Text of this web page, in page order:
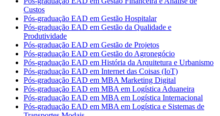
Custos
Pós-graduação EAD em Gestão Hospitalar
Pós-graduação EAD em Gestão da Qualidade e
Produtividade
Pós-graduação EAD em Gestão de Projetos
Pós-graduação EAD em Gestão do Agronegócio
Pós-graduação EAD em História da Arquitetura e Urbanismo
Pós-graduação EAD em Internet das Coisas (IoT)
Pós-graduação EAD em MBA Marketing Digital
Pós-graduação EAD em MBA em Logística Aduaneira
Pós-graduação EAD em MBA em Logística Internacional
Pós-graduação EAD em MBA em Logística e Sistemas de